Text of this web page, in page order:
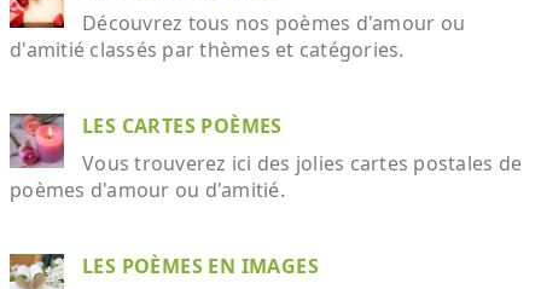
Découvrez tous nos poèmes d'amour ou
d'amitié classés par thèmes et catégories.
LES CARTES POÈMES
Vous trouverez ici des jolies cartes postales de
poèmes d'amour ou d'amitié.
LES POÈMES EN IMAGES